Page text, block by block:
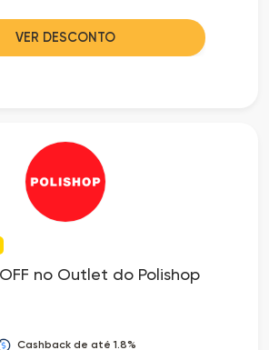
VER DESCONTO
no Outlet do Polishop
Cashback de até 1.8%